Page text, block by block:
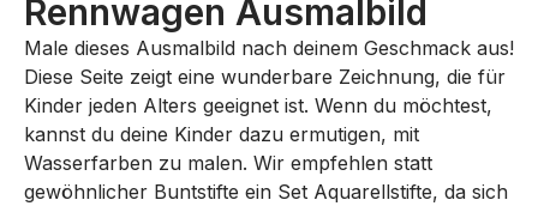
Rennwagen Ausmalbild
Male dieses Ausmalbild nach deinem Geschmack aus!
Diese Seite zeigt eine wunderbare Zeichnung, die für
Kinder jeden Alters geeignet ist. Wenn du möchtest,
kannst du deine Kinder dazu ermutigen, mit
Wasserfarben zu malen. Wir empfehlen statt
gewöhnlicher Buntstifte ein Set Aquarellstifte, da sich